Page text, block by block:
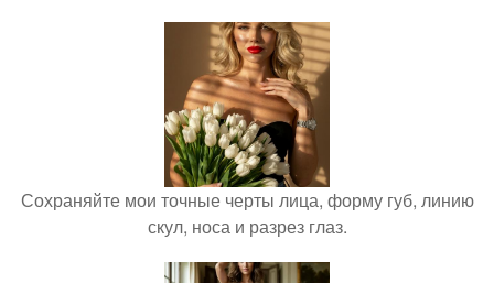
Сохраняйте мои точные черты лица, форму губ, линию
скул, носа и разрез глаз.